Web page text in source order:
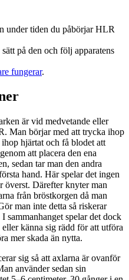
under tiden du påbörjar HLR
på den och följ apparatens
fungerar.
är vid medvetande eller
Man börjar med att trycka ihop
hjärtat och få blodet att
att placera den ena
sedan tar man den andra
hand. Här spelar det ingen
överst. Därefter knyter man
från bröstkorgen då man
man inte detta så riskerar
sammanhanget spelar det dock
känna sig rädd för att utföra
mer skada än nytta.
sig så att axlarna är ovanför
använder sedan sin